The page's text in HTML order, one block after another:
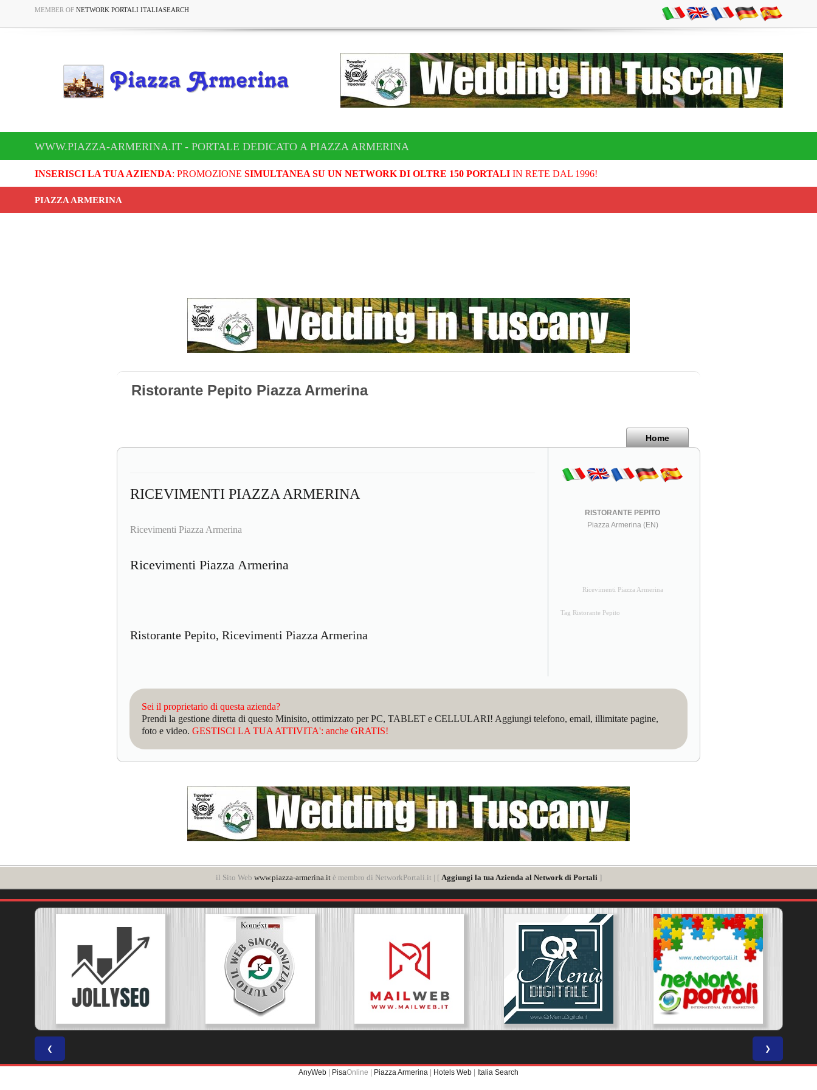
MEMBER OF NETWORK PORTALI ITALIASEARCH
WWW.PIAZZA-ARMERINA.IT - PORTALE DEDICATO A PIAZZA ARMERINA
INSERISCI LA TUA AZIENDA: PROMOZIONE SIMULTANEA SU UN NETWORK DI OLTRE 150 PORTALIIN RETE DAL 1996!
PIAZZA ARMERINA
Ristorante Pepito Piazza Armerina
Home
RICEVIMENTI PIAZZA ARMERINA
Ricevimenti Piazza Armerina
Ricevimenti Piazza Armerina
Ristorante Pepito, Ricevimenti Piazza Armerina
RISTORANTE PEPITO
Piazza Armerina (EN)
Ricevimenti Piazza Armerina
Tag Ristorante Pepito
Sei il proprietario di questa azienda?
Prendi la gestione diretta di questo Minisito, ottimizzato per PC, TABLET e CELLULARI! Aggiungi telefono, email, illimitate pagine,
foto e video. GESTISCI LA TUA ATTIVITA': anche GRATIS!
il Sito Web www.piazza-armerina.itè membro di NetworkPortali.it | [ Aggiungi la tua Azienda al Network di Portali ]
❮ ❯
AnyWeb | PisaOnline | Piazza Armerina | Hotels Web | Italia Search